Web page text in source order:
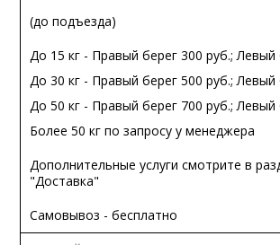
(до подъезда)
До 15 кг - Правый берег 300 руб.; Левый
До 30 кг - Правый берег 500 руб.; Левый
До 50 кг - Правый берег 700 руб.; Левый
Более 50 кг по запросу у менеджера
Дополнительные услуги смотрите в
"Доставка"
Самовывоз - бесплатно